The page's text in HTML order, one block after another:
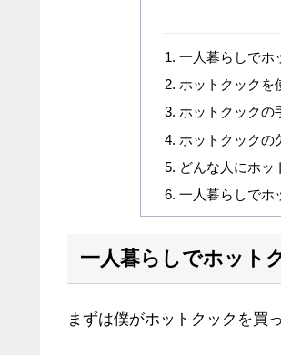
一人暮らしでホ
ホットクックを
ホットクックの
ホットクックの
どんな人にホッ
一人暮らしで
一人暮らしでホット
まずは僕がホットクックを買